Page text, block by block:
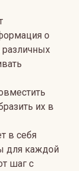
о
различных
их в
в себя
для каждой
шаг с